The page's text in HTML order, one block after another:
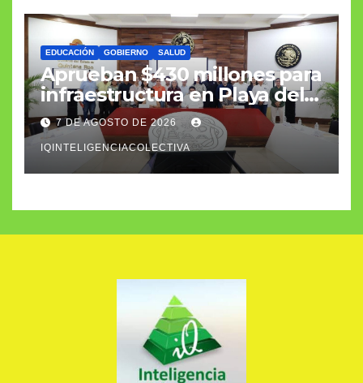
EDUCACIÓN GOBIERNO SALUD
Aprueban $430 millones para
infraestructura en Playa del
Carmen
7 DE AGOSTO DE 2026
IQINTELIGENCIACOLECTIVA